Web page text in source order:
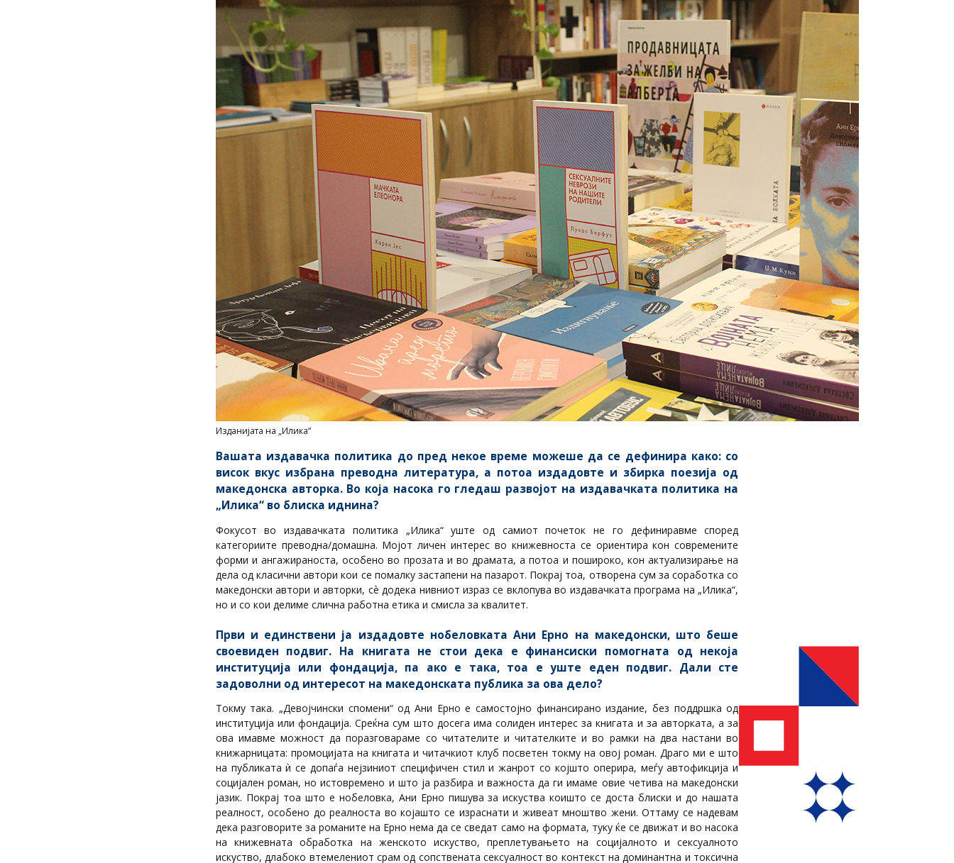
Изданијата на „Илика“
Вашата издавачка политика до пред некое време можеше да се дефинира како: со
висок вкус избрана преводна литература, а потоа издадовте и збирка поезија од
македонска авторка. Во која насока го гледаш развојот на издавачката политика на
„Илика“ во блиска иднина?
Фокусот во издавачката политика „Илика“ уште од самиот почеток не го дефиниравме според
категориите преводна/домашна. Мојот личен интерес во книжевноста се ориентира кон современите
форми и ангажираноста, особено во прозата и во драмата, а потоа и пошироко, кон актуализирање на
дела од класични автори кои се помалку застапени на пазарот. Покрај тоа, отворена сум за соработка со
македонски автори и авторки, сѐ додека нивниот израз се вклопува во издавачката програма на „Илика“,
но и со кои делиме слична работна етика и смисла за квалитет.
Први и единствени ја издадовте нобеловката Ани Ерно на македонски, што беше
своевиден подвиг. На книгата не стои дека е финансиски помогната од некоја
институција или фондација, па ако е така, тоа е уште еден подвиг. Дали сте
задоволни од интересот на македонската публика за ова дело?
Токму така. „Девојчински спомени“ од Ани Ерно е самостојно финансирано издание, без поддршка од
институција или фондација. Среќна сум што досега има солиден интерес за книгата и за авторката, а за
ова имавме можност да поразговараме со читателите и читателките и во рамки на два настани во
книжарницата: промоцијата на книгата и читачкиот клуб посветен токму на овој роман. Драго ми е што
на публиката ѝ се допаѓа нејзиниот специфичен стил и жанрот со којшто оперира, меѓу автофикција и
социјален роман, но истовремено и што ја разбира и важноста да ги имаме овие четива на македонски
јазик. Покрај тоа што е нобеловка, Ани Ерно пишува за искуства коишто се доста блиски и до нашата
реалност, особено до реалноста во којашто се израснати и живеат мноштво жени. Оттаму се надевам
дека разговорите за романите на Ерно нема да се сведат само на формата, туку ќе се движат и во насока
на книжевната обработка на женското искуство, преплетувањето на социјалното и сексуалното
искуство, длабоко втемелениот срам од сопствената сексуалност во контекст на доминантна и токсична